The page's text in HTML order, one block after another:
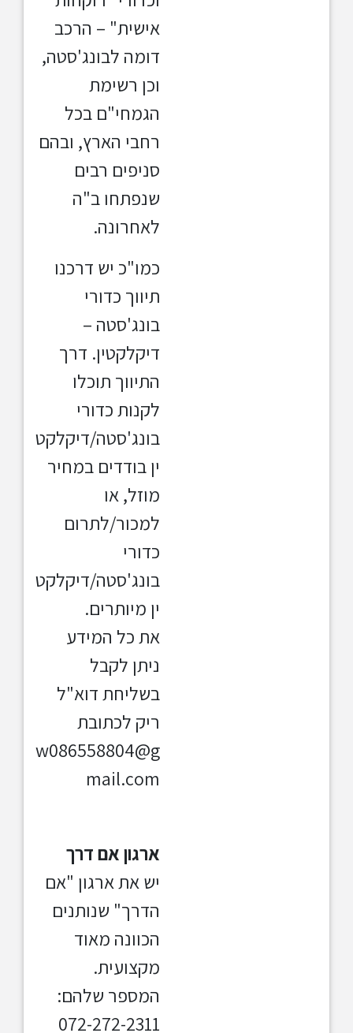
אישית" – הרכב
דומה לבונג'סטה,
וכן רשימת
הגמחי"ם בכל
רחבי הארץ, ובהם
סניפים רבים
שנפתחו ב"ה
לאחרונה.
כמו"כ יש דרכנו
תיווך כדורי
בונג'סטה –
דיקלקטין. דרך
התיווך תוכלו
לקנות כדורי
בונג'סטה/דיקלקט
ין בודדים במחיר
מוזל, או
למכור/לתרום
כדורי
בונג'סטה/דיקלקט
ין מיותרים.
את כל המידע
ניתן לקבל
בשליחת דוא"ל
ריק לכתובת
w086558804@g
mail.com
ארגון אם דרך
יש את ארגון "אם
הדרך" שנותנים
הכוונה מאוד
מקצועית.
המספר שלהם:
072-272-2311